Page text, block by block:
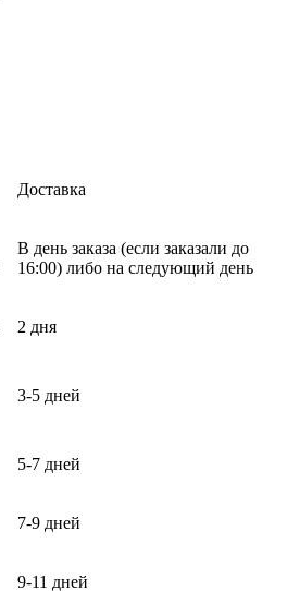
Доставка
В день заказа (если заказали до
16:00) либо на следующий день
2 дня
3-5 дней
5-7 дней
7-9 дней
9-11 дней